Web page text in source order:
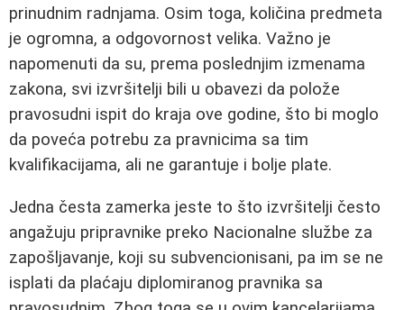
prinudnim radnjama. Osim toga, količina predmeta
je ogromna, a odgovornost velika. Važno je
napomenuti da su, prema poslednjim izmenama
zakona, svi izvršitelji bili u obavezi da polože
pravosudni ispit do kraja ove godine, što bi moglo
da poveća potrebu za pravnicima sa tim
kvalifikacijama, ali ne garantuje i bolje plate.
Jedna česta zamerka jeste to što izvršitelji često
angažuju pripravnike preko Nacionalne službe za
zapošljavanje, koji su subvencionisani, pa im se ne
isplati da plaćaju diplomiranog pravnika sa